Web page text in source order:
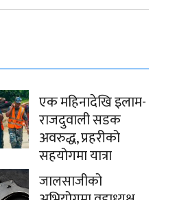
एक महिनादेखि इलाम-
राजदुवाली सडक
अवरुद्ध, प्रहरीको
सहयोगमा यात्रा
जालसाजीको